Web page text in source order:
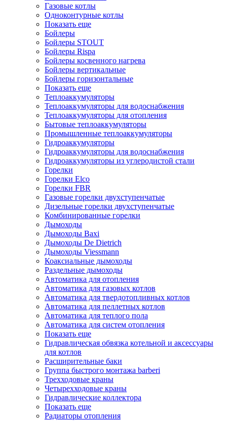
Газовые котлы
Одноконтурные котлы
Показать еще
Бойлеры
Бойлеры STOUT
Бойлеры Rispa
Бойлеры косвенного нагрева
Бойлеры вертикальные
Бойлеры горизонтальные
Показать еще
Теплоаккумуляторы
Теплоаккумуляторы для водоснабжения
Теплоаккумуляторы для отопления
Бытовые теплоаккумуляторы
Промышленные теплоаккумуляторы
Гидроаккумуляторы
Гидроаккумуляторы для водоснабжения
Гидроаккумуляторы из углеродистой стали
Горелки
Горелки Elco
Горелки FBR
Газовые горелки двухступенчатые
Дизельные горелки двухступенчатые
Комбинированные горелки
Дымоходы
Дымоходы Baxi
Дымоходы De Dietrich
Дымоходы Viessmann
Коаксиальные дымоходы
Раздельные дымоходы
Автоматика для отопления
Автоматика для газовых котлов
Автоматика для твердотопливных котлов
Автоматика для пеллетных котлов
Автоматика для теплого пола
Автоматика для систем отопления
Показать еще
Гидравлическая обвязка котельной и аксессуары
для котлов
Расширительные баки
Группа быстрого монтажа barberi
Трехходовые краны
Четырехходовые краны
Гидравлические коллектора
Показать еще
Радиаторы отопления